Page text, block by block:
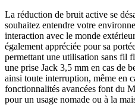
La réduction de bruit active se
souhaitez entendre votre
interaction avec le monde
également appréciée pour sa
permettant une utilisation sans fil
une prise Jack 3,5 mm en cas de
ainsi toute interruption, même en
fonctionnalités avancées font du
pour un usage nomade ou à la